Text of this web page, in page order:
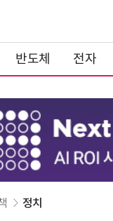
반도체 전자
정치